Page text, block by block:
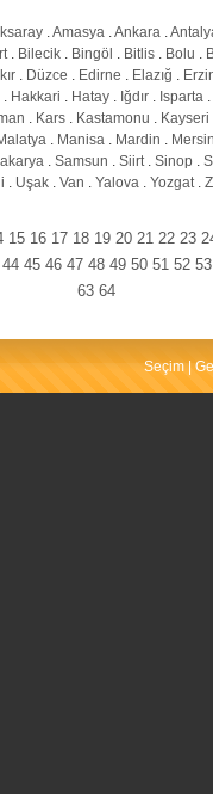
.Amasya .Ankara .
. Bilecik . Bingöl . Bitlis . Bolu .
. Düzce . Edirne . Elazığ .
. Hakkari . Hatay . Iğdır . Isparta .
. Kars . Kastamonu . Kayseri
. Manisa . Mardin .
. Samsun . Siirt. Sinop .
. Uşak . Van . Yalova . Yozgat.
15 16 17 18 19 20 21 22 23
44 45 46 47 48 49 50 51 52 53
63 64
Seçim